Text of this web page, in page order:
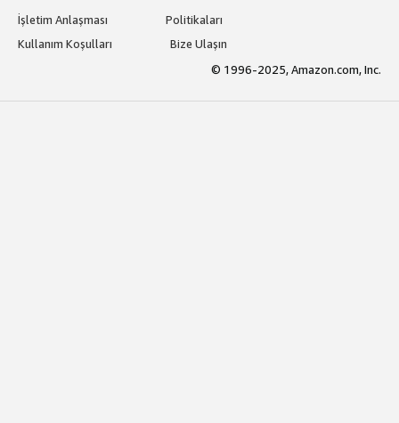
İşletim Anlaşması
Politikaları
Kullanım Koşulları
Bize Ulaşın
© 1996-2025, Amazon.com, Inc.